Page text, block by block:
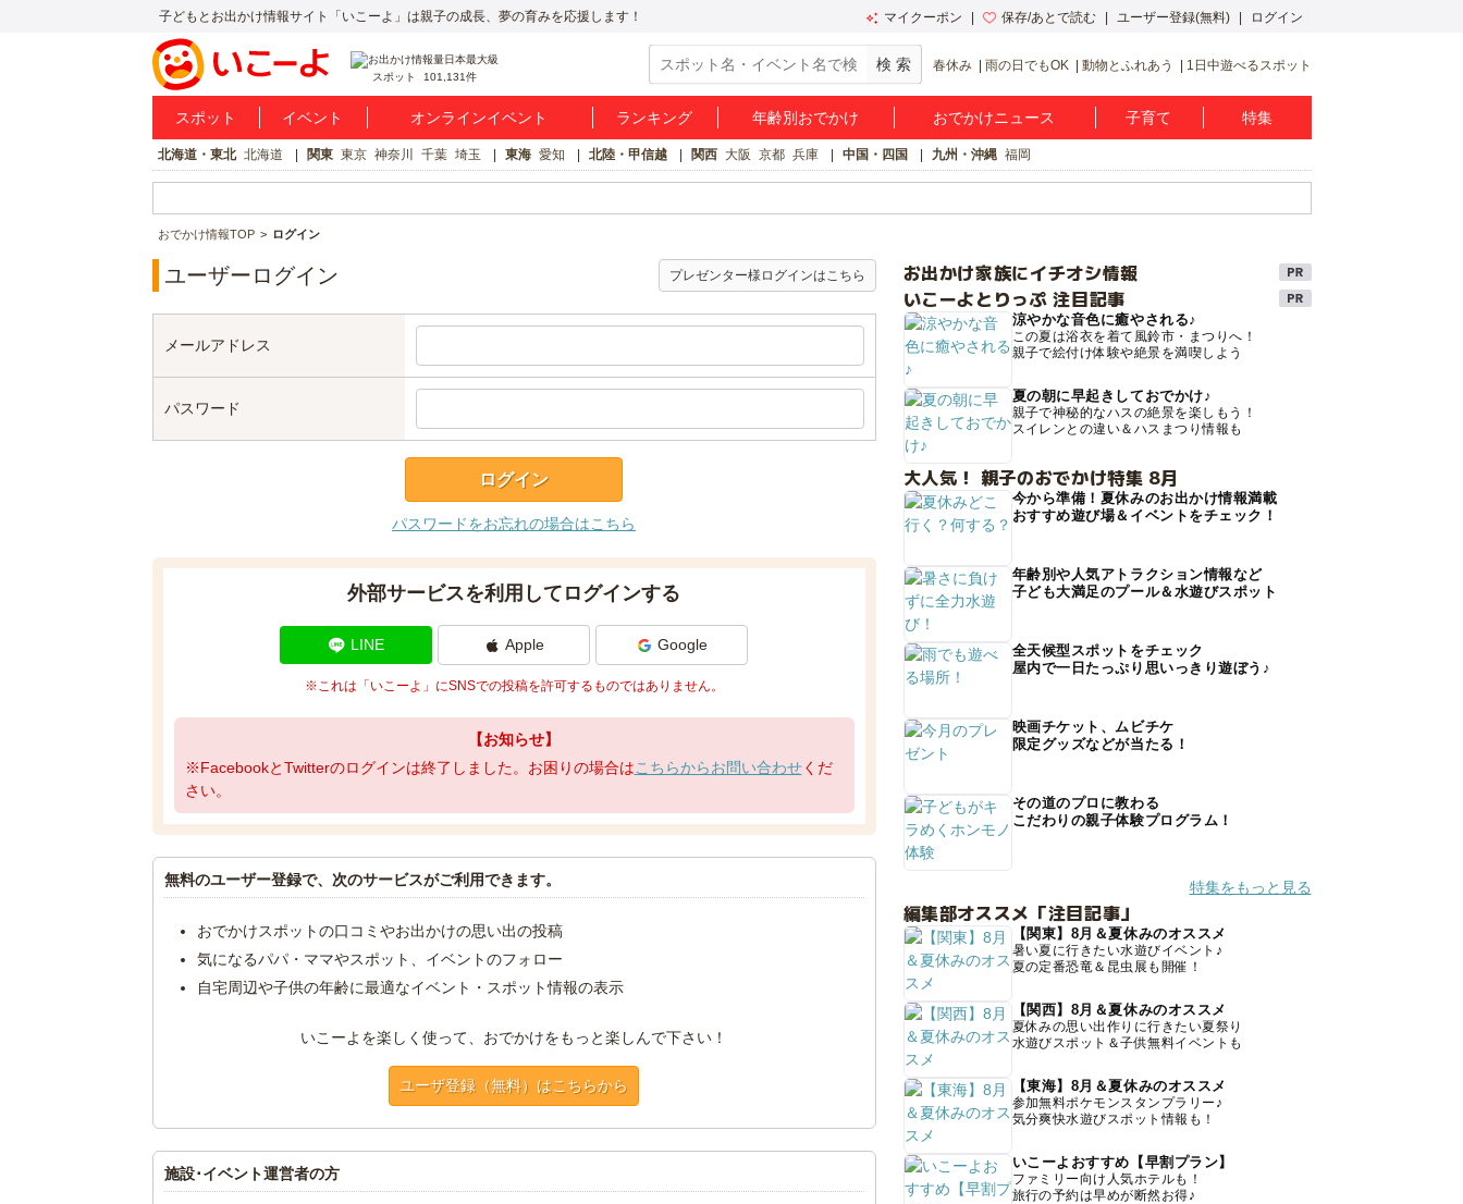
子どもとお出かけ情報サイト「いこーよ」は親子の成長、夢の育みを応援します！ マイクーポン 保存/あとで読む ユーザー登録(無料) ログイン
スポット 101,131件
春休み 雨の日でもOK 動物とふれあう 1日中遊べるスポット
スポット イベント オンラインイベント ランキング 年齢別おでかけ おでかけニュース 子育て 特集
北海道・東北 北海道 関東 東京 神奈川 千葉 埼玉 東海 愛知 北陸・甲信越 関西 大阪 京都 兵庫 中国・四国 九州・沖縄 福岡
おでかけ情報TOP ログイン
ユーザーログイン プレゼンター様ログインはこちら
メールアドレス
パスワード
パスワードをお忘れの場合はこちら
外部サービスを利用してログインする
LINE Apple Google
※これは「いこーよ」にSNSでの投稿を許可するものではありません。
【お知らせ】
※FacebookとTwitterのログインは終了しました。お困りの場合はこちらからお問い合わせくだ
さい。
無料のユーザー登録で、次のサービスがご利用できます。
おでかけスポットの口コミやお出かけの思い出の投稿
気になるパパ・ママやスポット、イベントのフォロー
自宅周辺や子供の年齢に最適なイベント・スポット情報の表示
いこーよを楽しく使って、おでかけをもっと楽しんで下さい！
ユーザ登録（無料）はこちらから
施設･イベント運営者の方
お出かけ家族にイチオシ情報
いこーよとりっぷ 注目記事
涼やかな音色に癒やされる♪
この夏は浴衣を着て風鈴市・まつりへ！
親子で絵付け体験や絶景を満喫しよう
夏の朝に早起きしておでかけ♪
親子で神秘的なハスの絶景を楽しもう！
スイレンとの違い＆ハスまつり情報も
大人気！ 親子のおでかけ特集 8月
今から準備！夏休みのお出かけ情報満載
おすすめ遊び場＆イベントをチェック！
年齢別や人気アトラクション情報など
子ども大満足のプール＆水遊びスポット
全天候型スポットをチェック
屋内で一日たっぷり思いっきり遊ぼう♪
映画チケット、ムビチケ
限定グッズなどが当たる！
その道のプロに教わる
こだわりの親子体験プログラム！
特集をもっと見る
編集部オススメ「注目記事」
【関東】8月＆夏休みのオススメ
暑い夏に行きたい水遊びイベント♪
夏の定番恐竜＆昆虫展も開催！
【関西】8月＆夏休みのオススメ
夏休みの思い出作りに行きたい夏祭り
水遊びスポット＆子供無料イベントも
【東海】8月＆夏休みのオススメ
参加無料ポケモンスタンプラリー♪
気分爽快水遊びスポット情報も！
いこーよおすすめ【早割プラン】
ファミリー向け人気ホテルも！
旅行の予約は早めが断然お得♪